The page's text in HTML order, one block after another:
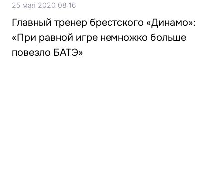
25 мая 2020 08:16
Главный тренер брестского «Динамо»:
«При равной игре немножко больше
повезло БАТЭ»